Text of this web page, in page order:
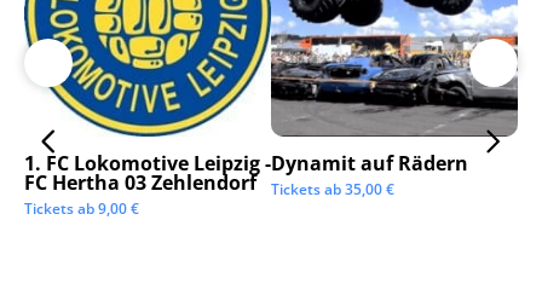
1. FC Lokomotive Leipzig -
FC Hertha 03 Zehlendorf
Tickets ab9,00€
Dynamit auf Rädern
Tickets ab35,00€